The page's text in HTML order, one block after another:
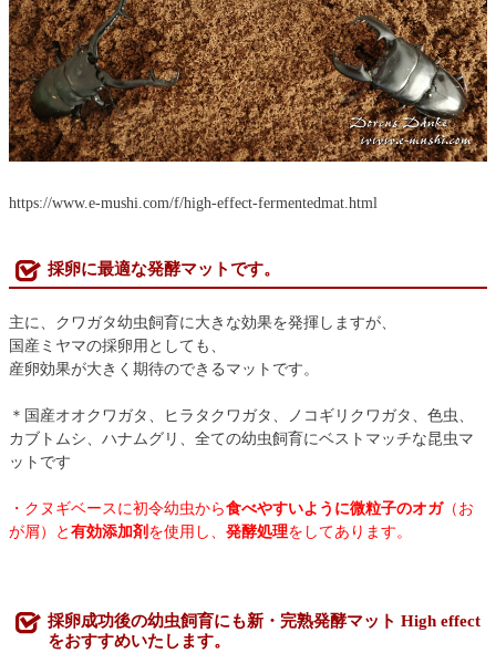
https://www.e-mushi.com/f/high-effect-fermentedmat.html
採卵に最適な発酵マットです。
主に、クワガタ幼虫飼育に大きな効果を発揮しますが、
国産ミヤマの採卵用としても、
産卵効果が大きく期待のできるマットです。
＊国産オオクワガタ、ヒラタクワガタ、ノコギリクワガタ、色虫、
カブトムシ、ハナムグリ、全ての幼虫飼育にベストマッチな昆虫マ
ットです
・クヌギベースに初令幼虫から食べやすいように微粒子のオガ（お
が屑）と 有効添加剤 を使用し、 発酵処理をしてあります。
採卵成功後の幼虫飼育にも新・完熟発酵マット High effect
をおすすめいたします。